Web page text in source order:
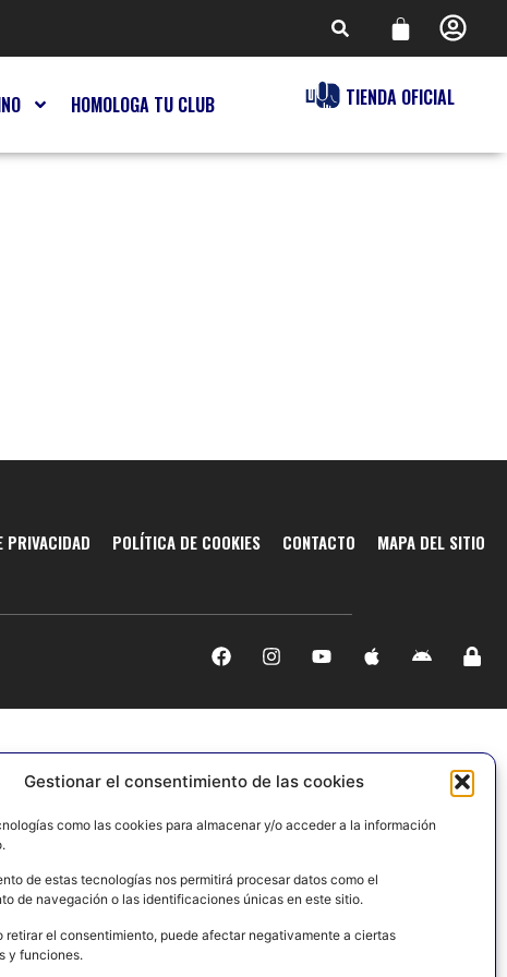
Gestionar el consentimiento de las cookies
como las cookies para almacenar y/o acceder a la información
de estas tecnologías nos permitirá procesar datos como el
de navegación o las identificaciones únicas en este sitio.
retirar el consentimiento, puede afectar negativamente a ciertas
y funciones.
HOMOLOGA TU CLUB TIENDA OFICIAL
PRIVACIDAD POLÍTICA DE COOKIES CONTACTO MAPA DEL SITIO